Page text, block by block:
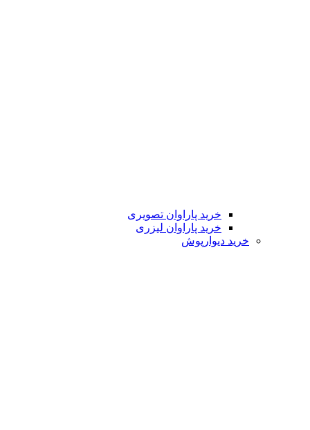
خرید پاراوان تصویری
خرید پاراوان لیزری
خرید دیوارپوش